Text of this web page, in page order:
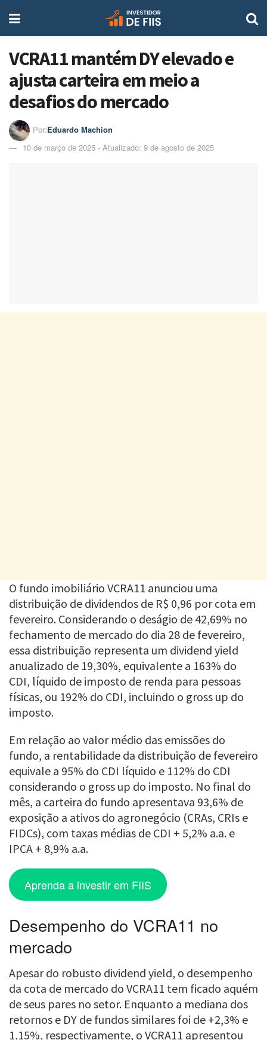
VCRA11 mantém DY elevado e
ajusta carteira em meio a
desafios do mercado
Por:Eduardo Machion
10 de março de 2025 - Atualizado: 9 de agosto de 2025
O fundo imobiliário VCRA11 anunciou uma
distribuição de dividendos de R$ 0,96 por cota em
fevereiro. Considerando o deságio de 42,69% no
fechamento de mercado do dia 28 de fevereiro,
essa distribuição representa um dividend yield
anualizado de 19,30%, equivalente a 163% do
CDI, líquido de imposto de renda para pessoas
físicas, ou 192% do CDI, incluindo o gross up do
imposto.
Em relação ao valor médio das emissões do
fundo, a rentabilidade da distribuição de fevereiro
equivale a 95% do CDI líquido e 112% do CDI
considerando o gross up do imposto. No final do
mês, a carteira do fundo apresentava 93,6% de
exposição a ativos do agronegócio (CRAs, CRIs e
FIDCs), com taxas médias de CDI + 5,2% a.a. e
IPCA + 8,9% a.a.
Aprenda a investir em FIIS
Desempenho do VCRA11 no
mercado
Apesar do robusto dividend yield, o desempenho
da cota de mercado do VCRA11 tem ficado aquém
de seus pares no setor. Enquanto a mediana dos
retornos e DY de fundos similares foi de +2,3% e
1,15%, respectivamente, o VCRA11 apresentou